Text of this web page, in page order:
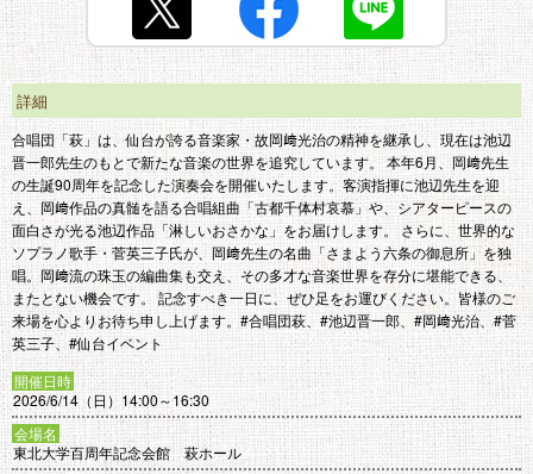
詳細
合唱団「萩」は、仙台が誇る音楽家・故岡﨑光治の精神を継承し、現在は池辺
晋一郎先生のもとで新たな音楽の世界を追究しています。 本年6月、岡﨑先生
の生誕90周年を記念した演奏会を開催いたします。客演指揮に池辺先生を迎
え、岡﨑作品の真髄を語る合唱組曲「古都千体村哀慕」や、シアターピースの
面白さが光る池辺作品「淋しいおさかな」をお届けします。 さらに、世界的な
ソプラノ歌手・菅英三子氏が、岡﨑先生の名曲「さまよう六条の御息所」を独
唱。岡﨑流の珠玉の編曲集も交え、その多才な音楽世界を存分に堪能できる、
またとない機会です。 記念すべき一日に、ぜひ足をお運びください。皆様のご
来場を心よりお待ち申し上げます。#合唱団萩、#池辺晋一郎、#岡﨑光治、#菅
英三子、#仙台イベント
開催日時
2026/6/14（日）14:00～16:30
会場名
東北大学百周年記念会館 萩ホール